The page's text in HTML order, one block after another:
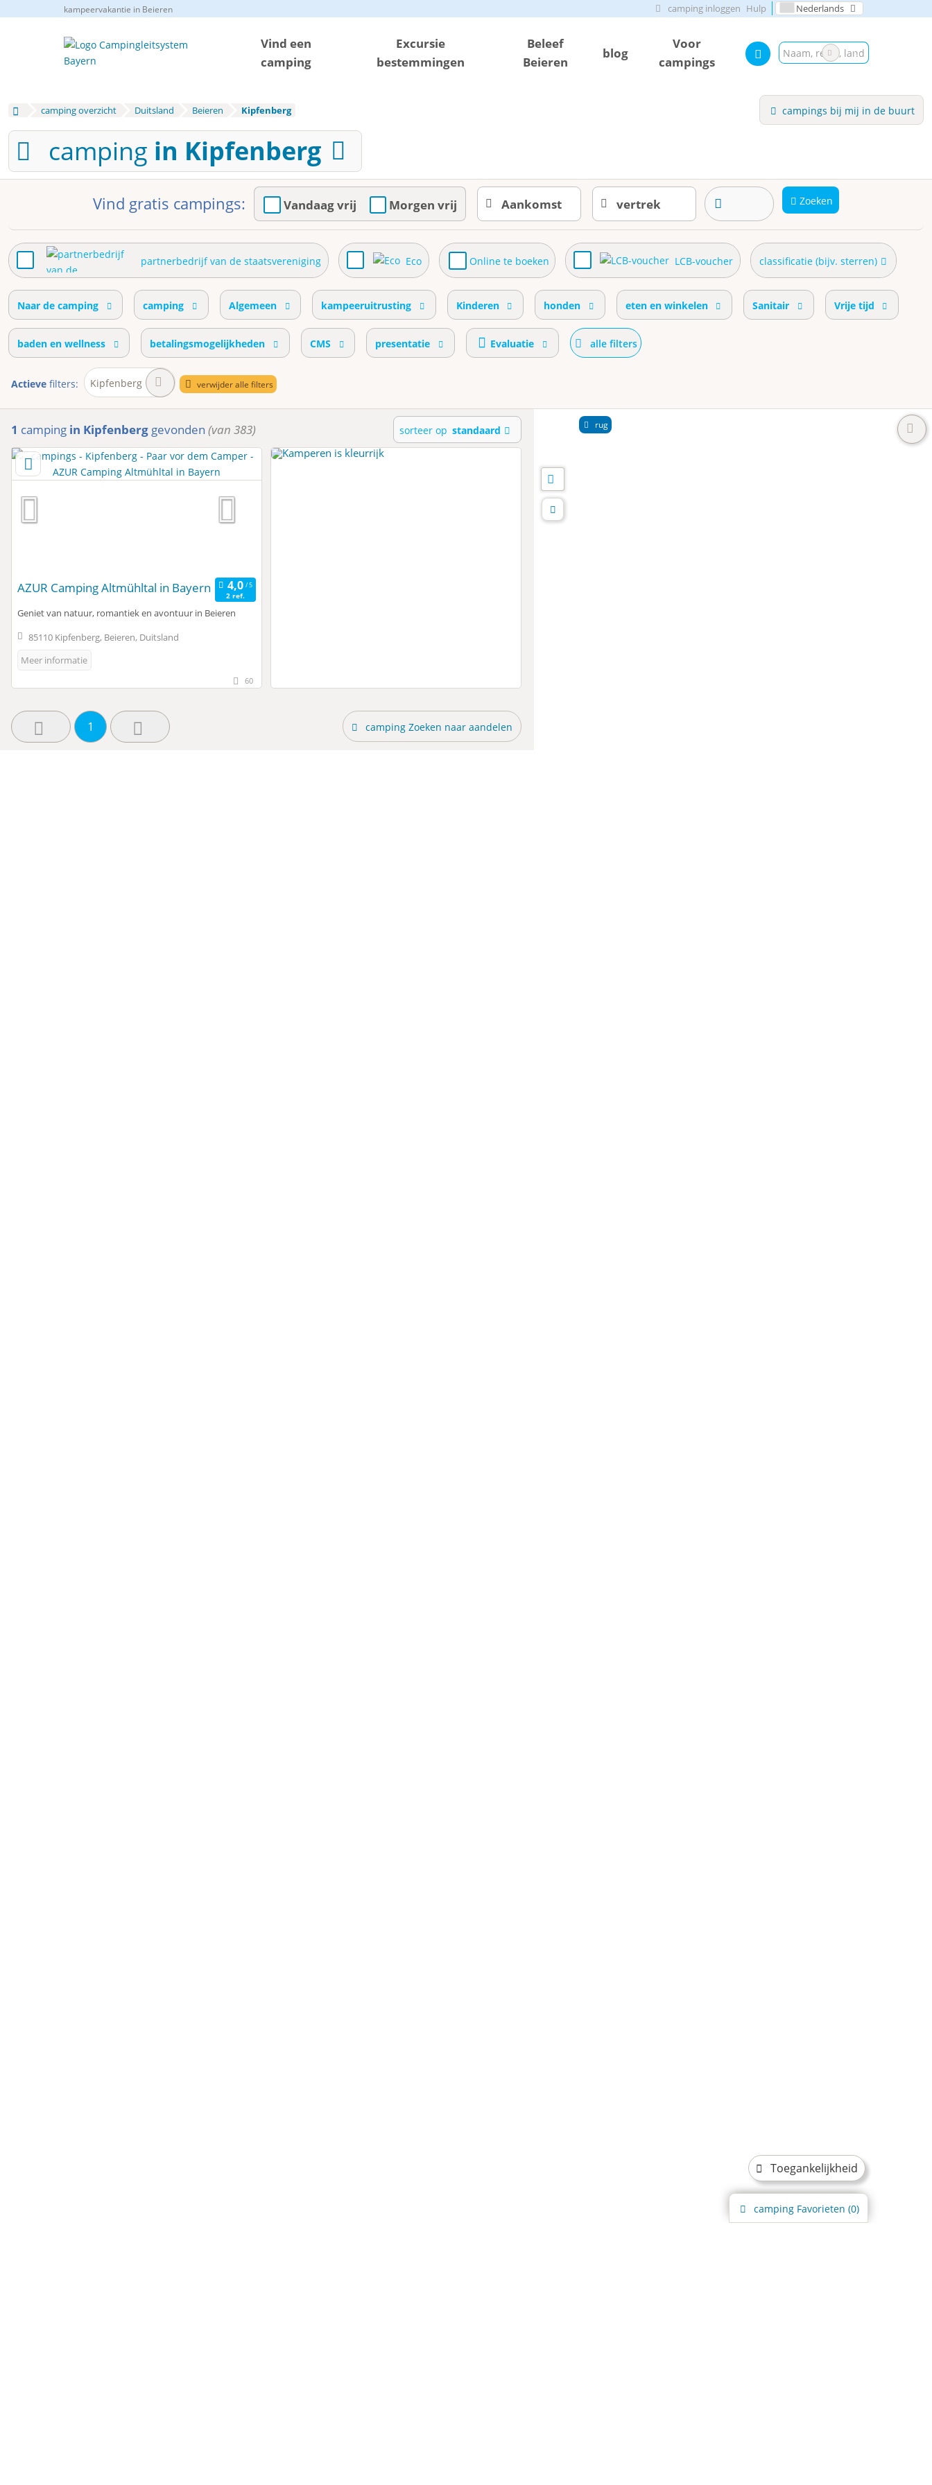
kampeervakantie in Beieren
Toegankelijkheid
camping inloggen Hulp Nederlands
Vind een
camping
Excursie
bestemmingen
Beleef
Beieren
blog
Voor
campings
camping overzicht Duitsland Beieren Kipfenberg campings bij mij in de buurt
camping in Kipfenberg
Vind gratis campings: Vandaag vrij Morgen vrij Zoeken
partnerbedrijf van de staatsvereniging Eco Online te boeken LCB-voucher classificatie (bijv. sterren)
Naar de camping camping Algemeen kampeeruitrusting Kinderen honden eten en winkelen Sanitair Vrije tijd
baden en wellness betalingsmogelijkheden CMS presentatie Evaluatie alle filters
Actieve filters: Kipfenberg verwijder alle filters
1 camping in Kipfenberg gevonden (van 383) sorteer op standaard
AZUR Camping Altmühltal in Bayern
2 ref.
Geniet van natuur, romantiek en avontuur in Beieren
85110 Kipfenberg, Beieren, Duitsland
Meer informatie
60
1 camping Zoeken naar aandelen
camping Favorieten (0)
rug